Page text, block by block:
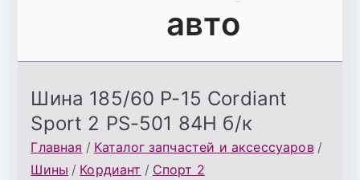
авто
Шина 185/60 Р-15 Cordiant
Sport 2 PS-501 84Н б/к
Главная
Каталог запчастей и аксессуаров
Шины
Кордиант Спорт 2